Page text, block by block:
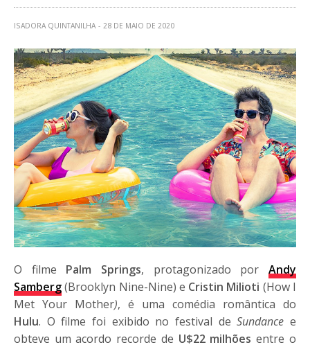
ISADORA QUINTANILHA 28 DE MAIO DE 2020
O filme Palm Springs, protagonizado por Andy
Samberg(Brooklyn Nine-Nine) e Cristin Milioti (How I
Met Your Mother), é uma comédia romântica do
Hulu. O filme foi exibido no festival deSundance e
obteve um acordo recorde de U$22 milhões entre o